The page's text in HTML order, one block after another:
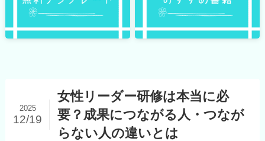
女性リーダー研修は本当に必
要？成果につながる人・つなが
らない人の違いとは
2025
12/19